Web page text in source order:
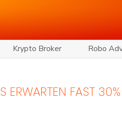
Krypto Broker Robo
ERWARTEN FAST 30%